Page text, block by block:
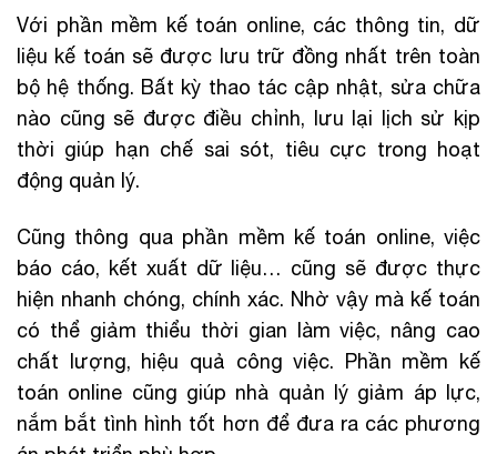
Với phần mềm kế toán online, các thông tin, dữ
liệu kế toán sẽ được lưu trữ đồng nhất trên toàn
bộ hệ thống. Bất kỳ thao tác cập nhật, sửa chữa
nào cũng sẽ được điều chỉnh, lưu lại lịch sử kịp
thời giúp hạn chế sai sót, tiêu cực trong hoạt
động quản lý.
Cũng thông qua phần mềm kế toán online, việc
báo cáo, kết xuất dữ liệu… cũng sẽ được thực
hiện nhanh chóng, chính xác. Nhờ vậy mà kế toán
có thể giảm thiểu thời gian làm việc, nâng cao
chất lượng, hiệu quả công việc. Phần mềm kế
toán online cũng giúp nhà quản lý giảm áp lực,
nắm bắt tình hình tốt hơn để đưa ra các phương